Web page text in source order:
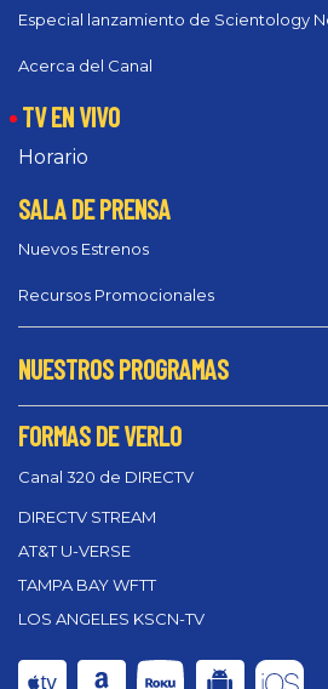
Especial lanzamiento de Scientology
Acerca del Canal
TV EN VIVO
Horario
SALA DE PRENSA
Nuevos Estrenos
Recursos Promocionales
NUESTROS PROGRAMAS
FORMAS DE VERLO
Canal 320 de DIRECTV
DIRECTV STREAM
AT&T U-VERSE
TAMPA BAY WFTT
LOS ANGELES KSCN-TV